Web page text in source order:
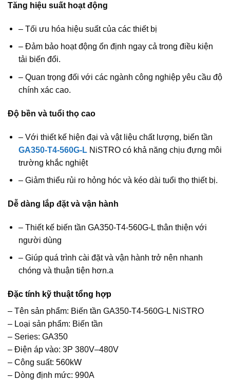
Tăng hiệu suất hoạt động
– Tối ưu hóa hiệu suất của các thiết bị
– Đảm bảo hoạt động ổn định ngay cả trong điều kiện
tải biến đổi.
– Quan trọng đối với các ngành công nghiệp yêu cầu độ
chính xác cao.
Độ bền và tuổi thọ cao
– Với thiết kế hiện đại và vật liệu chất lượng, biến tần
GA350-T4-560G-LNiSTRO có khả năng chịu đựng môi
trường khắc nghiệt
– Giảm thiểu rủi ro hỏng hóc và kéo dài tuổi thọ thiết bị.
Dễ dàng lắp đặt và vận hành
– Thiết kế biến tần GA350-T4-560G-L thân thiện với
người dùng
– Giúp quá trình cài đặt và vận hành trở nên nhanh
chóng và thuận tiện hơn.a
Đặc tính kỹ thuật tổng hợp
– Tên sản phẩm: Biến tần GA350-T4-560G-L NiSTRO
– Loại sản phẩm: Biến tần
– Series: GA350
– Điện áp vào: 3P 380V–480V
– Công suất: 560kW
– Dòng định mức: 990A